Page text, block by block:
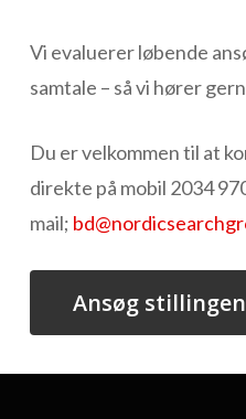
Vi evaluerer løbende
samtale – så vi hører
Du er velkommen til at
direkte på mobil 2034
mail;